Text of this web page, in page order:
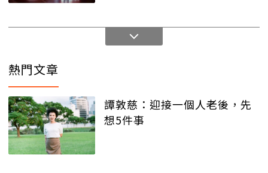
熱門文章
譚敦慈：迎接一個人老後，先
想5件事